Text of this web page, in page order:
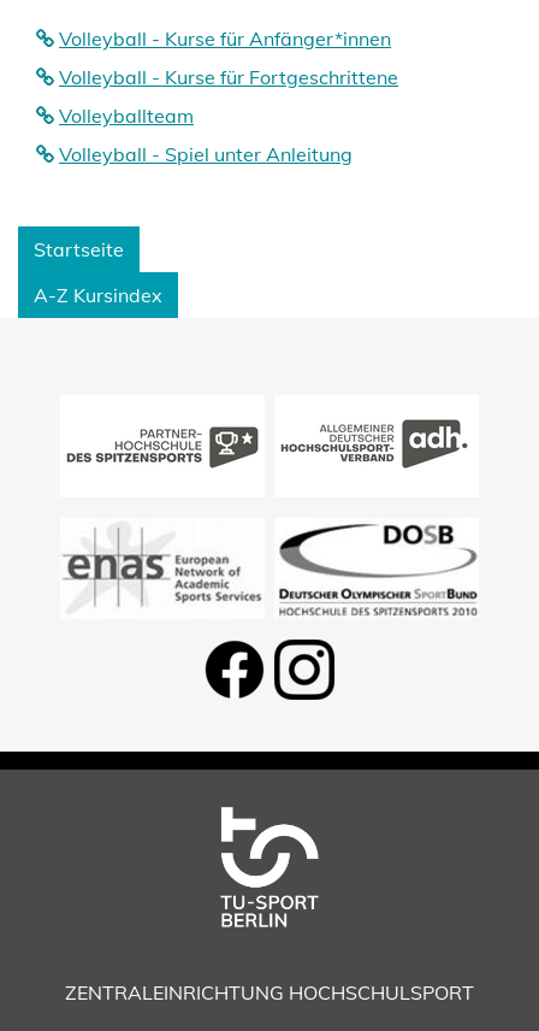
Volleyball - Kurse für Anfänger*innen
Volleyball - Kurse für Fortgeschrittene
Volleyballteam
Volleyball - Spiel unter Anleitung
Startseite
A-Z Kursindex
ZENTRALEINRICHTUNG HOCHSCHULSPORT